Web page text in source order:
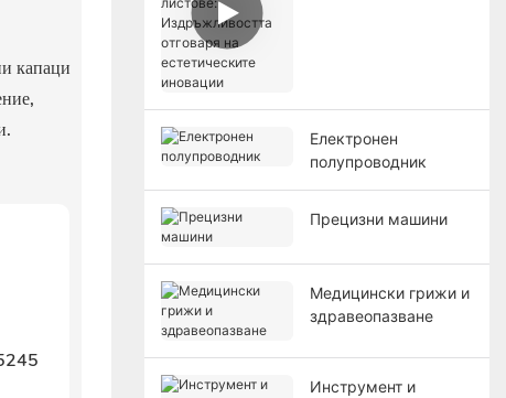
капаци
иновации
Електронен
полупроводник
Прецизни машини
Медицински грижи и
здравеопазване
Инструмент и